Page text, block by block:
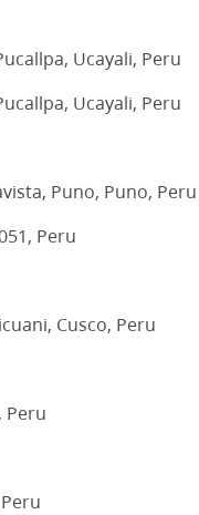
Ucayali, Peru
Ucayali, Peru
Puno, Puno, Peru
Peru
Cusco, Peru
Peru